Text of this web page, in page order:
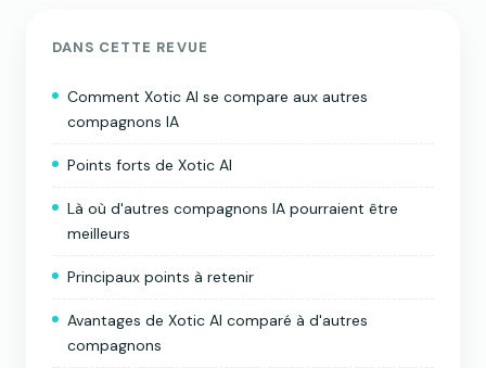
DANS CETTE REVUE
Comment Xotic AI se compare aux autres
compagnons IA
Points forts de Xotic AI
Là où d'autres compagnons IA pourraient être
meilleurs
Principaux points à retenir
Avantages de Xotic AI comparé à d'autres
compagnons